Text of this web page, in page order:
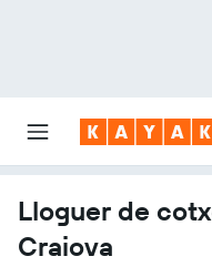
Lloguer de
Craiova